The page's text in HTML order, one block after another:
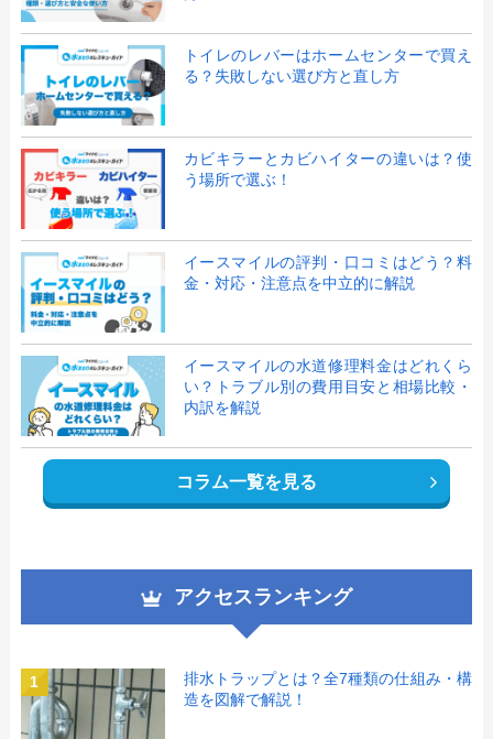
トイレのレバーはホームセンターで買え
る？失敗しない選び方と直し方
カビキラーとカビハイターの違いは？使
う場所で選ぶ！
イースマイルの評判・口コミはどう？料
金・対応・注意点を中立的に解説
イースマイルの水道修理料金はどれくら
い？トラブル別の費用目安と相場比較・
内訳を解説
コラム一覧を見る
アクセスランキング
1
排水トラップとは？全7種類の仕組み・構
造を図解で解説！